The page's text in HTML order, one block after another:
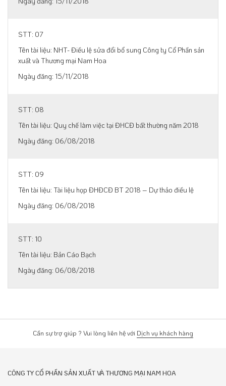
07
NHT- Điều lệ sửa đổi bổ sung Công ty Cổ Phần sản
xuất và Thương mại Nam Hoa
15/11/2018
08
Quy chế làm việc tại ĐHCĐ bất thường năm 2018
06/08/2018
09
Tài liệu họp ĐHĐCĐ BT 2018 – Dự thảo điều lệ
06/08/2018
10
Bản Cáo Bạch
06/08/2018
Cần sự trợ giúp ? Vui lòng liên hệ với Dịch vụ khách hàng
CÔNG TY CỔ PHẦN SẢN XUẤT VÀ THƯƠNG MẠI NAM HOA